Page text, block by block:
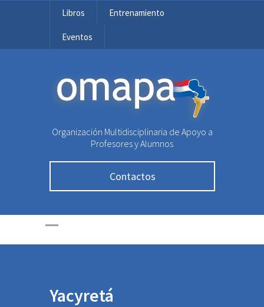
Libros Entrenamiento
Eventos
OMAPA
Organización Multidisciplinaria de Apoyo a
Profesores y Alumnos
Contactos
Yacyretá